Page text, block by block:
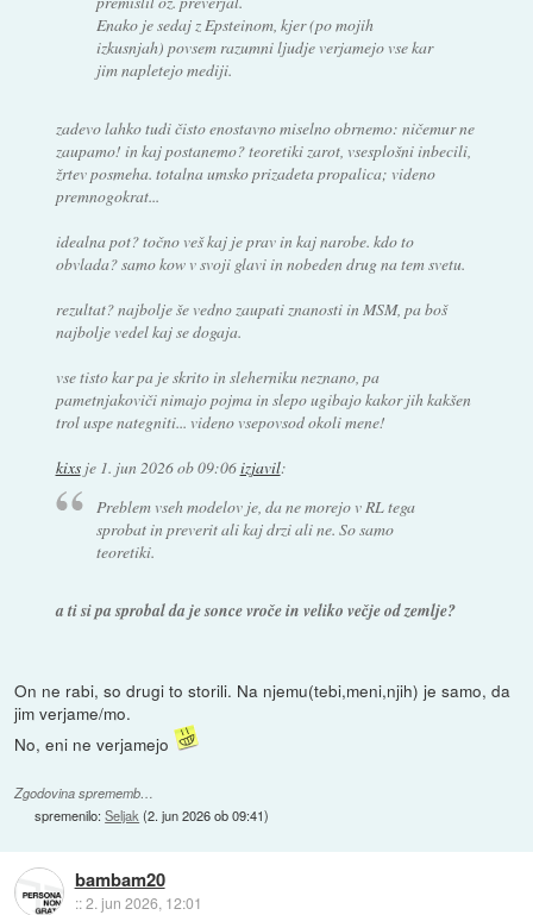
Enako je sedaj z Epsteinom, kjer (po mojih
izkusnjah) povsem razumni ljudje verjamejo vse kar
jim napletejo mediji.
zadevo lahko tudi čisto enostavno miselno obrnemo: ničemur ne
zaupamo! in kaj postanemo? teoretiki zarot, vsesplošni inbecili,
žrtev posmeha. totalna umsko prizadeta propalica; videno
premnogokrat...
idealna pot? točno veš kaj je prav in kaj narobe. kdo to
obvlada? samo kow v svoji glavi in nobeden drug na tem svetu.
rezultat? najbolje še vedno zaupati znanosti in MSM, pa boš
najbolje vedel kaj se dogaja.
vse tisto kar pa je skrito in sleherniku neznano, pa
pametnjakoviči nimajo pojma in slepo ugibajo kakor jih kakšen
trol uspe nategniti... videno vsepovsod okoli mene!
kixsje 1. jun 2026 ob 09:06izjavil:
Preblem vseh modelov je, da ne morejo v RL tega
sprobat in preverit ali kaj drzi ali ne. So samo
teoretiki.
a ti si pa sprobal da je sonce vroče in veliko večje od zemlje?
On ne rabi, so drugi to storili. Na njemu(tebi,meni,njih) je samo, da
jim verjame/mo.
No, eni ne verjamejo
Zgodovina sprememb…
spremenilo:Seljak(2. jun 2026 ob 09:41)
bambam20
::2. jun 2026, 12:01